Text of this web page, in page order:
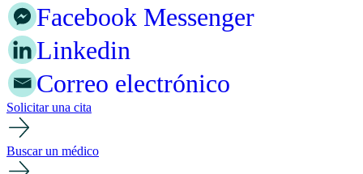
Facebook Messenger
Linkedin
Correo electrónico
Solicitar una cita
Buscar un médico